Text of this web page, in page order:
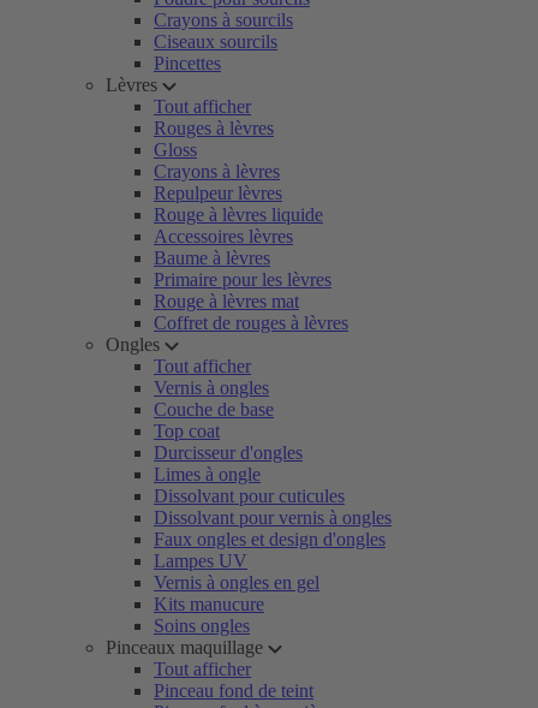
Crayons à sourcils
Ciseaux sourcils
Pincettes
Lèvres
Tout afficher
Rouges à lèvres
Gloss
Crayons à lèvres
Repulpeur lèvres
Rouge à lèvres liquide
Accessoires lèvres
Baume à lèvres
Primaire pour les lèvres
Rouge à lèvres mat
Coffret de rouges à lèvres
Ongles
Tout afficher
Vernis à ongles
Couche de base
Top coat
Durcisseur d'ongles
Limes à ongle
Dissolvant pour cuticules
Dissolvant pour vernis à ongles
Faux ongles et design d'ongles
Lampes UV
Vernis à ongles en gel
Kits manucure
Soins ongles
Pinceaux maquillage
Tout afficher
Pinceau fond de teint